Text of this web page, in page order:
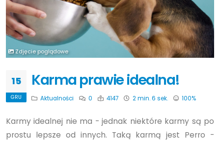
Zdjęcie poglądowe
15
GRU
Karma prawie idealna!
Aktualności 0 4147 2 min. 6 sek. 100%
Karmy idealnej nie ma - jednak niektóre karmy są po
prostu lepsze od innych. Taką karmą jest Perro -